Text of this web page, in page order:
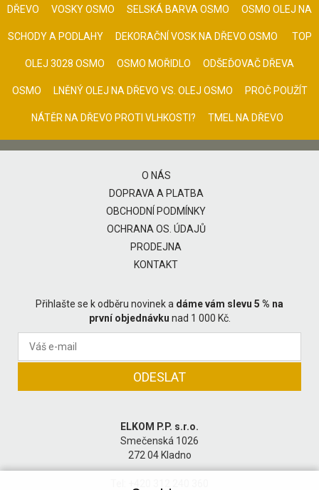
DŘEVO VOSKY OSMO SELSKÁ BARVA OSMO OSMO OLEJ NA
SCHODY A PODLAHY DEKORAČNÍ VOSK NA DŘEVO OSMO TOP
OLEJ 3028 OSMO OSMO MOŘIDLO ODŠEĎOVAČ DŘEVA
OSMO LNĚNÝ OLEJ NA DŘEVO VS. OLEJ OSMO PROČ POUŽÍT
NÁTĚR NA DŘEVO PROTI VLHKOSTI? TMEL NA DŘEVO
O NÁS
DOPRAVA A PLATBA
OBCHODNÍ PODMÍNKY
OCHRANA OS. ÚDAJŮ
PRODEJNA
KONTAKT
Přihlašte se k odběru novinek a dáme vám slevu 5 % na
první objednávku nad 1 000 Kč.
ELKOM P.P. s.r.o.
Smečenská 1026
272 04 Kladno